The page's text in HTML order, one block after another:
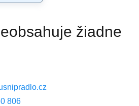
žiadne
806